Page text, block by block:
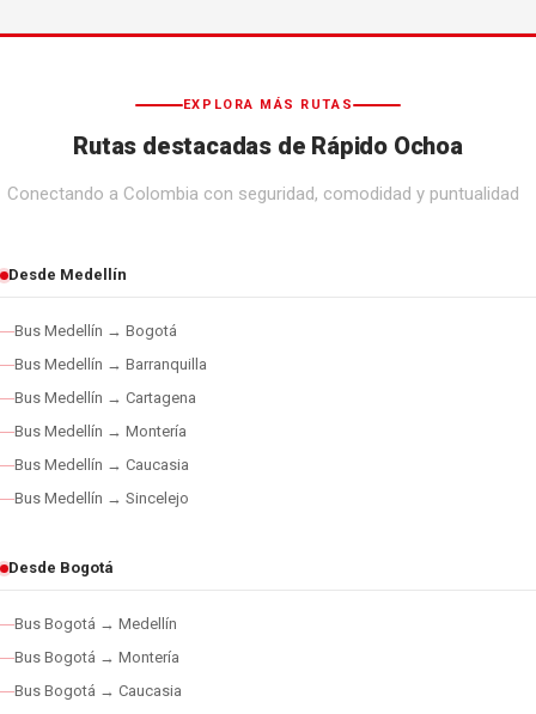
EXPLORA MÁS RUTAS
Rutas destacadas de Rápido Ochoa
Conectando a Colombia con seguridad, comodidad y puntualidad
Desde Medellín
Bus Medellín → Bogotá
Bus Medellín → Barranquilla
Bus Medellín → Cartagena
Bus Medellín → Montería
Bus Medellín → Caucasia
Bus Medellín → Sincelejo
Desde Bogotá
Bus Bogotá → Medellín
Bus Bogotá → Montería
Bus Bogotá → Caucasia